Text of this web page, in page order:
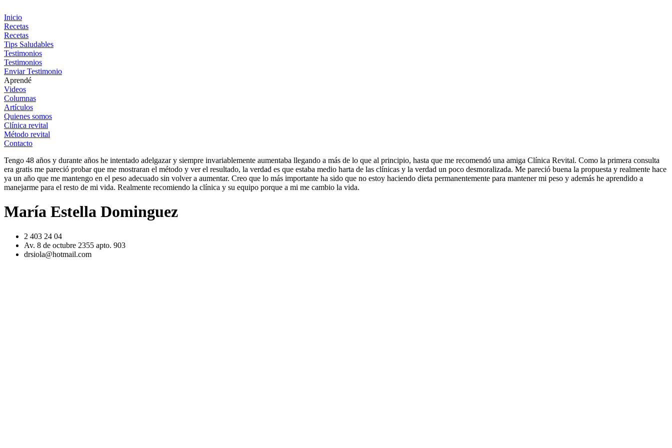
al
contenido
Inicio
Recetas
Recetas
Tips Saludables
Testimonios
Testimonios
Enviar Testimonio
Aprendé
Videos
Columnas
Artículos
Quienes somos
Clínica revital
Método revital
Contacto
Tengo 48 años y durante años he intentado adelgazar y siempre invariablemente aumentaba llegando a más de lo que al principio, hasta que me recomendó una amiga Clínica Revital. Como la primera consulta
era gratis me pareció probar que me mostraran el método y ver el resultado, la verdad es que estaba medio harta de las clínicas y la verdad un poco desmoralizada. Me pareció buena la propuesta y realmente hace
ya un año que me mantengo en el peso adecuado sin volver a aumentar. Creo que lo más importante ha sido que no estoy haciendo dieta permanentemente para mantener mi peso y además he aprendido a
manejarme para el resto de mi vida. Realmente recomiendo la clínica y su equipo porque a mi me cambio la vida.
María Estella Dominguez
2 403 24 04
Av. 8 de octubre 2355 apto. 903
drsiola@hotmail.com